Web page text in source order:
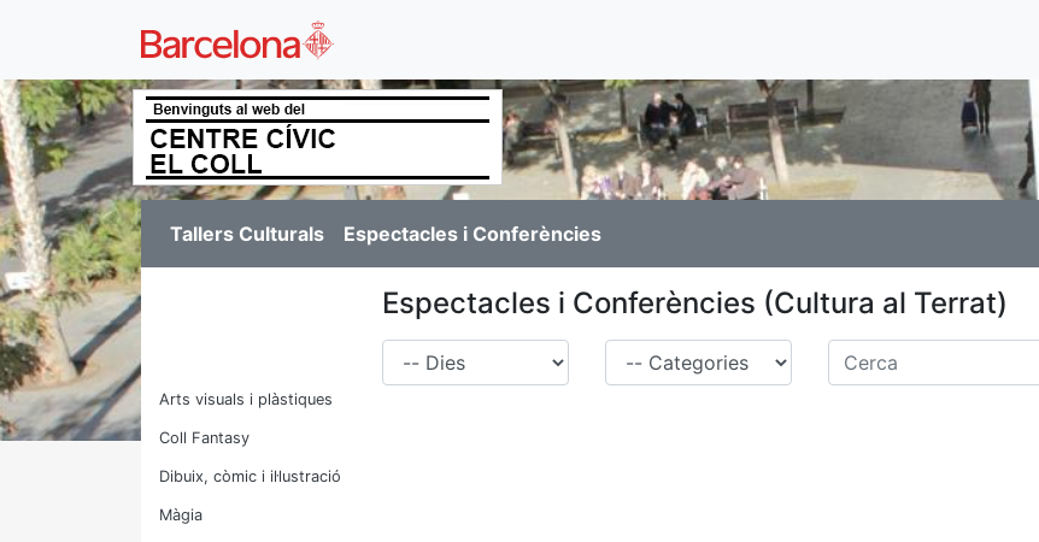
Tallers Culturals Espectacles i Conferències
Arts visuals i plàstiques
Coll Fantasy
Dibuix, còmic i il·lustració
Màgia
Espectacles i Conferències (Cultura al Terrat)
Cerca